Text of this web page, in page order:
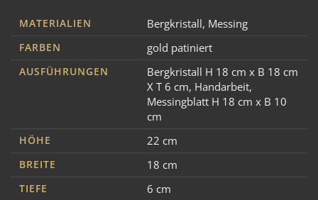
MATERIALIEN Bergkristall, Messing
FARBEN gold patiniert
AUSFÜHRUNGEN
Bergkristall H 18 cm x B 18 cm
X T 6 cm, Handarbeit,
Messingblatt H 18 cm x B 10
cm
HÖHE 22 cm
BREITE 18 cm
TIEFE 6 cm